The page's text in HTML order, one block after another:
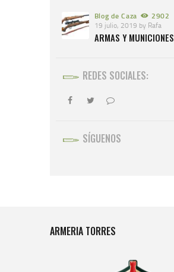
Blog de Caza
2902
19 julio, 2019 by Rafa
ARMAS Y MUNICIONES
REDES SOCIALES:
SÍGUENOS
ARMERIA TORRES